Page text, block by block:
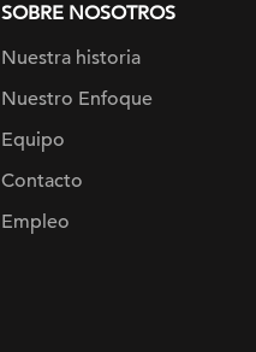
SOBRE NOSOTROS
Nuestra historia
Nuestro Enfoque
Equipo
Contacto
Empleo